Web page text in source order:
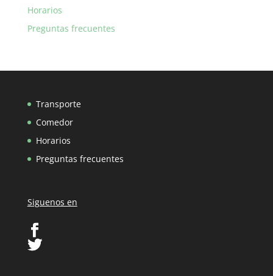
Horarios
Preguntas frecuentes
Transporte
Comedor
Horarios
Preguntas frecuentes
Siguenos en